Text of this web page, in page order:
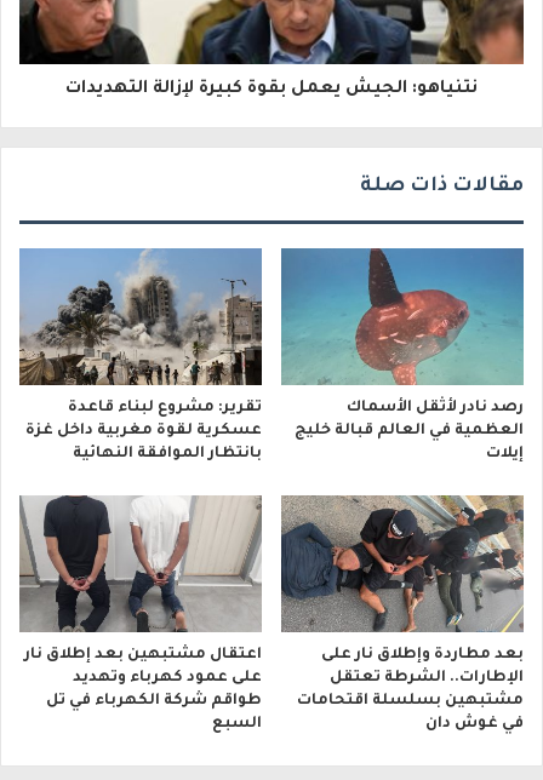
ر
و
نتنياهو: الجيش يعمل بقوة كبيرة لإزالة التهديدات
مقالات ذات صلة
رصد نادر لأثقل الأسماك
العظمية في العالم قبالة خليج
إيلات
تقرير: مشروع لبناء قاعدة
عسكرية لقوة مغربية داخل غزة
بانتظار الموافقة النهائية
بعد مطاردة وإطلاق نار على
الإطارات.. الشرطة تعتقل
مشتبهين بسلسلة اقتحامات
في غوش دان
اعتقال مشتبهين بعد إطلاق نار
على عمود كهرباء وتهديد
طواقم شركة الكهرباء في تل
السبع